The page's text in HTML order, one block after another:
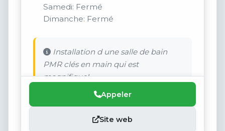
Samedi: Fermé
Dimanche: Fermé
Installation d une salle de bain
PMR clés en main qui est
magnifique!
Appeler
Site web